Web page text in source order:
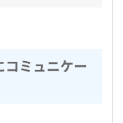
ミュニケー